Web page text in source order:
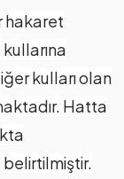
hakaret
kulları olan
Hatta